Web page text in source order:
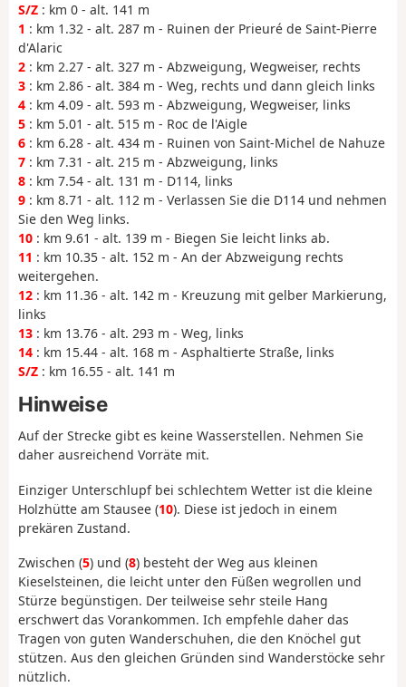
S/Z : km 0 - alt. 141 m
1 : km 1.32 - alt. 287 m - Ruinen der Prieuré de Saint-Pierre
d'Alaric
2 : km 2.27 - alt. 327 m - Abzweigung, Wegweiser, rechts
3 : km 2.86 - alt. 384 m - Weg, rechts und dann gleich links
4 : km 4.09 - alt. 593 m - Abzweigung, Wegweiser, links
5 : km 5.01 - alt. 515 m - Roc de l'Aigle
6 : km 6.28 - alt. 434 m - Ruinen von Saint-Michel de Nahuze
7 : km 7.31 - alt. 215 m - Abzweigung, links
8 : km 7.54 - alt. 131 m - D114, links
9 : km 8.71 - alt. 112 m - Verlassen Sie die D114 und nehmen
Sie den Weg links.
10 : km 9.61 - alt. 139 m - Biegen Sie leicht links ab.
11 : km 10.35 - alt. 152 m - An der Abzweigung rechts
weitergehen.
12 : km 11.36 - alt. 142 m - Kreuzung mit gelber Markierung,
links
13 : km 13.76 - alt. 293 m - Weg, links
14 : km 15.44 - alt. 168 m - Asphaltierte Straße, links
S/Z : km 16.55 - alt. 141 m
Hinweise
Auf der Strecke gibt es keine Wasserstellen. Nehmen Sie
daher ausreichend Vorräte mit.
Einziger Unterschlupf bei schlechtem Wetter ist die kleine
Holzhütte am Stausee (10). Diese ist jedoch in einem
prekären Zustand.
Zwischen (5) und (8) besteht der Weg aus kleinen
Kieselsteinen, die leicht unter den Füßen wegrollen und
Stürze begünstigen. Der teilweise sehr steile Hang
erschwert das Vorankommen. Ich empfehle daher das
Tragen von guten Wanderschuhen, die den Knöchel gut
stützen. Aus den gleichen Gründen sind Wanderstöcke sehr
nützlich.